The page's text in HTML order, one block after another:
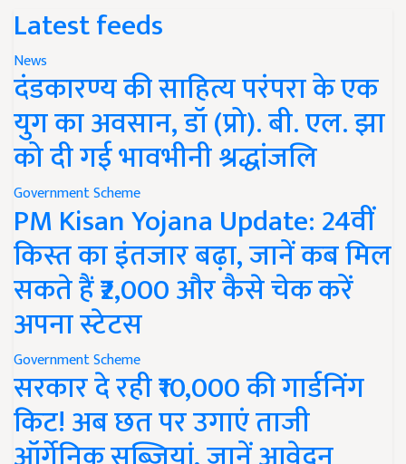
Latest feeds
News
दंडकारण्य की साहित्य परंपरा के एक
युग का अवसान, डॉ (प्रो). बी. एल. झा
को दी गई भावभीनी श्रद्धांजलि
Government Scheme
PM Kisan Yojana Update: 24वीं
किस्त का इंतजार बढ़ा, जानें कब मिल
सकते हैं ₹2,000 और कैसे चेक करें
अपना स्टेटस
Government Scheme
सरकार दे रही ₹10,000 की गार्डनिंग
किट! अब छत पर उगाएं ताजी